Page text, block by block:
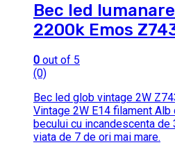
Bec led
2200k Emos
0 out of 5
(0)
Bec led glob vintage 2W
Vintage 2W E14 filament
becului cu incandescenta
viata de 7 de ori mai mare.